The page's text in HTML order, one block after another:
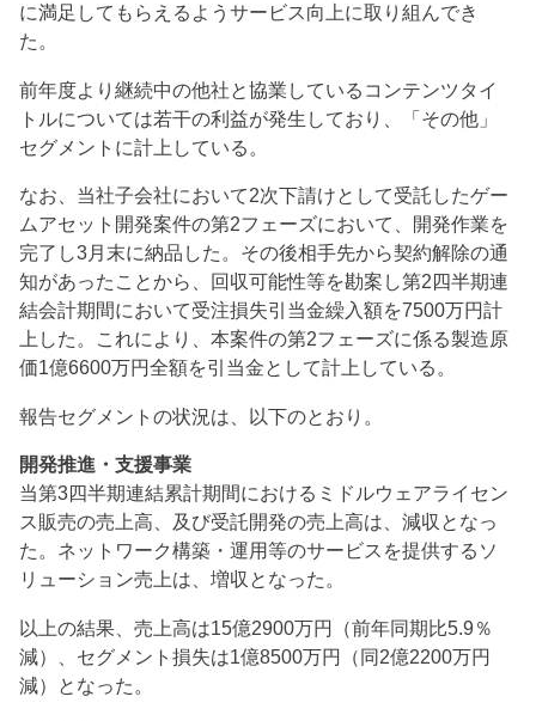
に満足してもらえるようサービス向上に取り組んでき
た。
前年度より継続中の他社と協業しているコンテンツタイ
トルについては若干の利益が発生しており、「その他」
セグメントに計上している。
なお、当社子会社において2次下請けとして受託したゲー
ムアセット開発案件の第2フェーズにおいて、開発作業を
完了し3月末に納品した。その後相手先から契約解除の通
知があったことから、回収可能性等を勘案し第2四半期連
結会計期間において受注損失引当金繰入額を7500万円計
上した。これにより、本案件の第2フェーズに係る製造原
価1億6600万円全額を引当金として計上している。
報告セグメントの状況は、以下のとおり。
開発推進・支援事業
当第3四半期連結累計期間におけるミドルウェアライセン
ス販売の売上高、及び受託開発の売上高は、減収となっ
た。ネットワーク構築・運用等のサービスを提供するソ
リューション売上は、増収となった。
以上の結果、売上高は15億2900万円（前年同期比5.9％
減）、セグメント損失は1億8500万円（同2億2200万円
減）となった。